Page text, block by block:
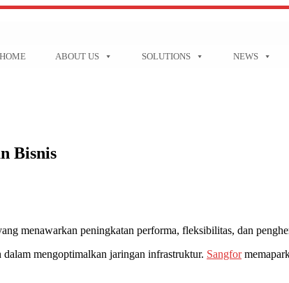
HOME ABOUT US SOLUTIONS NEWS
Bisnis
menawarkan peningkatan performa, fleksibilitas, dan
mengoptimalkan jaringan infrastruktur. Sangfor